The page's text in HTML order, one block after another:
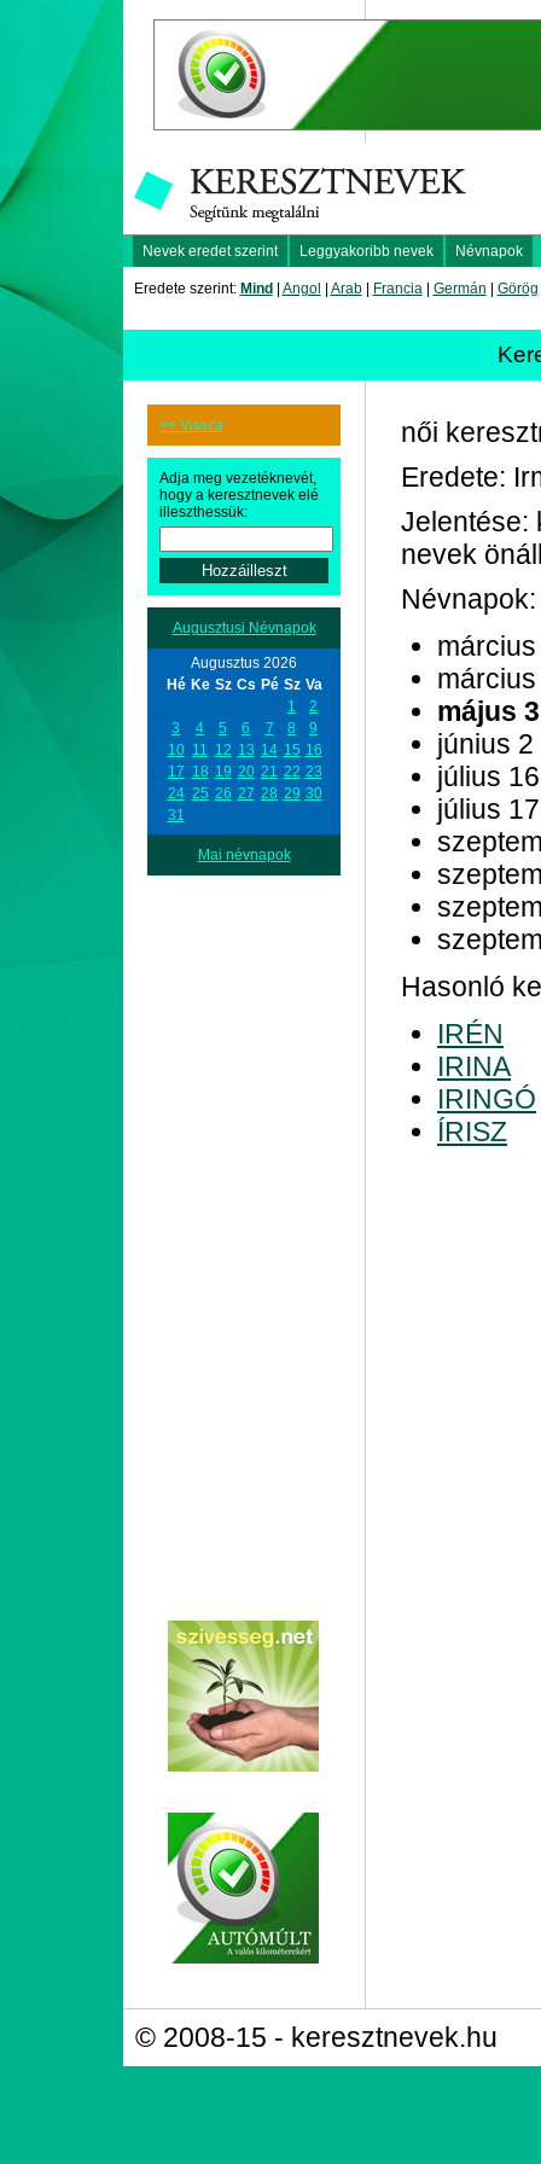
Nevek eredet szerint Leggyakoribb nevek Névnapok
Eredete szerint: Mind Angol Arab| Francia| Germán Görög
<< Vissza
Adja meg vezetéknevét,
hogy a keresztnevek elé
illeszthessük:
Augusztusi Névnapok
Augusztus 2026
Hé Ke Sz Cs Pé Sz Va
1
2
3
4 5 6 7 8
9
10 11 12 13 14 15 16
17 18 19 20 21 22 23
24 25 26 27 28 29 30
31
Mai névnapok
női
Eredete:
Jelentése:
nevek
Névnapok:
május 3
június 2
július 16
július 17
Hasonló
IRÉN
IRINA
IRINGÓ
ÍRISZ
© 2008-15 - keresztnevek.hu